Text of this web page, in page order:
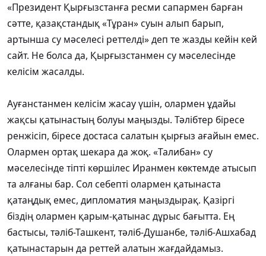
«Президент Қырғызстанға ресми сапармен барған
сәтте, қазақстандық «Тұран» суын алып барып,
артынша су мәселесі реттелді» деп те жазды кейін кей
сайт. Не болса да, Қырғызстанмен су мәселесінде
келісім жасалды.
Ауғанстанмен келісім жасау үшін, олармен ұдайы
жақсы қатынастың болуы маңызды. Тәлібтер біресе
ренжісіп, біресе достаса салатын қырғыз ағайын емес.
Олармен ортақ шекара да жоқ. «Талибан» су
мәселесінде тіпті көршілес Иранмен көктемде атысып
та алғаны бар. Сол себепті олармен қатынаста
қатаңдық емес, дипломатия маңыздырақ. Қазіргі
біздің олармен қарым-қатынас дұрыс бағытта. Ең
бастысы, тәліб-Ташкент, тәліб-Душанбе, тәліб-Ашхабад
қатынастарын да реттей алатын жағдайдамыз.